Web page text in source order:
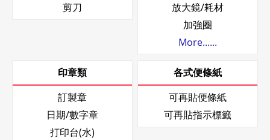
剪刀
放大鏡/耗材
加強圈
More......
印章類
訂製章
日期/數字章
打印台(水)
各式便條紙
可再貼便條紙
可再貼指示標籤